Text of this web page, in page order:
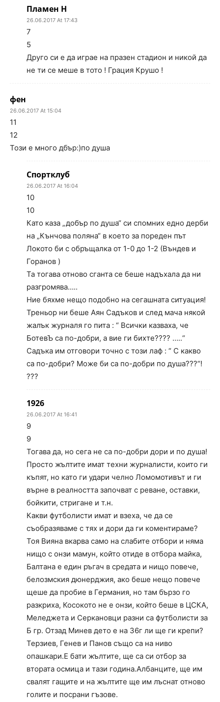
Пламен Н
26.06.2017 At 17:43
7
5
Друго си е да играе на празен стадион и никой да
не ти се меше в тото ! Грация Крушо !
фен
26.06.2017 At 15:04
11
12
Този е много дбър:)по душа
Спортклуб
26.06.2017 At 16:04
10
10
Като каза „добър по душа“ си спомних едно дерби
на „Кънчова поляна“ в което за пореден път
Локото би с обръщалка от 1-0 до 1-2 (Въндев и
Горанов )
Та тогава отново сганта се беше надъхала да ни
разгромява…..
Ние бяхме нещо подобно на сегашната ситуация!
Треньор ни беше Аян Садъков и след мача някой
жалък журналя го пита : “ Всички казваха, че
БотевЪ са по-добри, а вие ги бихте???? …..“
Садъка им отговори точно с този лаф : “ С какво
са по-добри? Може би са по-добри по душа???“!
???
1926
26.06.2017 At 16:41
9
9
Тогава да, но сега не са по-добри дори и по душа!
Просто жълтите имат техни журналисти, които ги
къпят, но като ги удари челно Ломомотивът и ги
върне в реалността започват с реване, оставки,
бойкити, стригане и т.н.
Какви футболисти имат и взеха, че да се
съобразяваме с тях и дори да ги коментираме?
Тоя Вияна вкарва само на слабите отбори и няма
нищо с онзи мамун, който отиде в отбора майка,
Балтана е един ръгач в средата и нищо повече,
белозмския дюнерджия, ако беше нещо повече
щеше да пробие в Германия, но там бързо го
разкриха, Косокото не е онзи, който беше в ЦСКА,
Меледжета и Серкановци разни са футболисти за
Б гр. Отзад Минев дето е на 36г ли ще ги крепи?
Терзиев, Генев и Панов също са на ниво
опашкари.Е бати жълтите, ще са си отбор за
втората осмица и тази година.Албанците, ще им
свалят гащите и на жълтите ще им лъснат отново
голите и посрани гъзове.